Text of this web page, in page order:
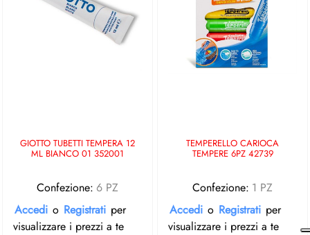
GIOTTO TUBETTI TEMPERA 12
ML BIANCO 01 352001
Confezione: 6 PZ
Accedi o Registrati per
visualizzare i prezzi a te
TEMPERELLO CARIOCA
TEMPERE 6PZ 42739
Confezione: 1 PZ
Accedi o Registrati per
visualizzare i prezzi a te